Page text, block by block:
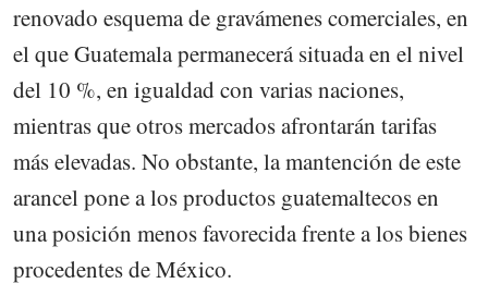
renovado esquema de gravámenes comerciales, en
el que Guatemala permanecerá situada en el nivel
del 10 %, en igualdad con varias naciones,
mientras que otros mercados afrontarán tarifas
más elevadas. No obstante, la mantención de este
arancel pone a los productos guatemaltecos en
una posición menos favorecida frente a los bienes
procedentes de México.